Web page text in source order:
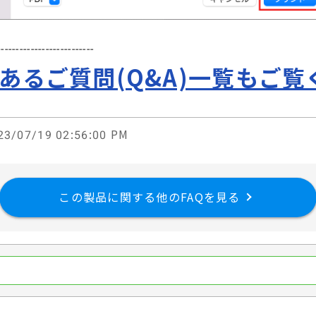
るご質問(Q&A)一覧もご覧
07/19 02:56:00 PM
この製品に関する他のFAQを見る